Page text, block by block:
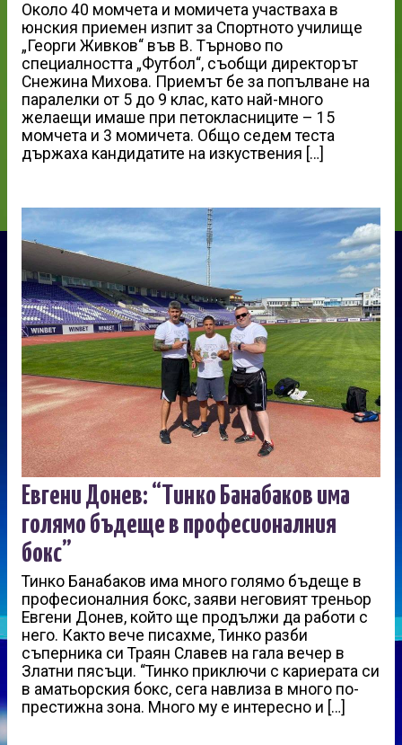
Около 40 момчета и момичета участваха в
юнския приемен изпит за Спортното училище
„Георги Живков“ във В. Търново по
специалността „Футбол“, съобщи директорът
Снежина Михова. Приемът бе за попълване на
паралелки от 5 до 9 клас, като най-много
желаещи имаше при петокласниците – 15
момчета и 3 момичета. Общо седем теста
държаха кандидатите на изкуствения […]
Евгени Донев: “Тинко Банабаков има
голямо бъдеще в професионалния
бокс”
Тинко Банабаков има много голямо бъдеще в
професионалния бокс, заяви неговият треньор
Евгени Донев, който ще продължи да работи с
него. Както вече писахме, Тинко разби
съперника си Траян Славев на гала вечер в
Златни пясъци. “Тинко приключи с кариерата си
в аматьорския бокс, сега навлиза в много по-
престижна зона. Много му е интересно и […]